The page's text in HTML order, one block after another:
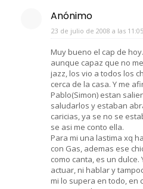
Anónimo
23 de julio de 2008 a las
Muy bueno el cap de
aunque capaz que no
jazz, los vio a todos los
cerca de la casa. Y me
Pablo(Simon) estan
saludarlos y estaban
caricias, ya se no se
se asi me conto ella.
Para mi una lastima xq
con Gas, ademas ese
como canta, es un dulce.
actuar, ni hablar y
mi lo supera en todo, en